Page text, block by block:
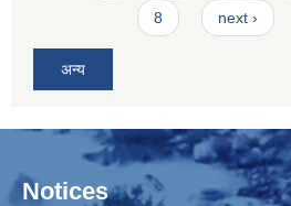
8 next ›
अन्य
Notices